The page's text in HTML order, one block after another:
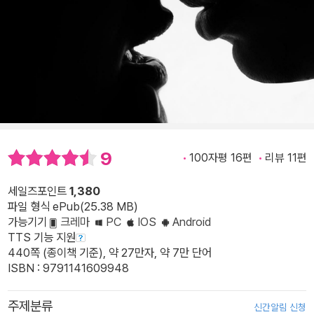
9 100자평 16편 리뷰 11편
세일즈포인트 1,380
파일 형식 ePub(25.38 MB)
가능기기
크레마 PC IOS
Android
TTS 기능 지원
440쪽 (종이책 기준), 약 27만자, 약 7만 단어
ISBN : 9791141609948
주제분류 신간알림 신청